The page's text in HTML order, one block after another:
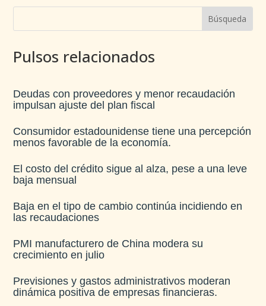
Pulsos relacionados
Deudas con proveedores y menor recaudación
impulsan ajuste del plan fiscal​
Consumidor estadounidense tiene una percepción
menos favorable de la economía​.
El costo del crédito sigue al alza, pese a una leve
baja mensual​
Baja en el tipo de cambio continúa incidiendo en
las recaudaciones​
PMI manufacturero de China modera su
crecimiento en julio​
Previsiones y gastos administrativos moderan
dinámica positiva de empresas financieras​.